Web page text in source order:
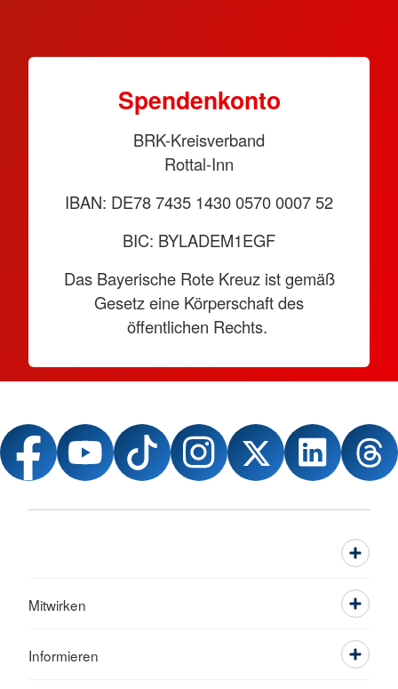
Spendenkonto
BRK-Kreisverband
Rottal-Inn
IBAN: DE78 7435 1430 0570 0007 52
BIC: BYLADEM1EGF
Das Bayerische Rote Kreuz ist gemäß
Gesetz eine Körperschaft des
öffentlichen Rechts.
Mitwirken
Informieren